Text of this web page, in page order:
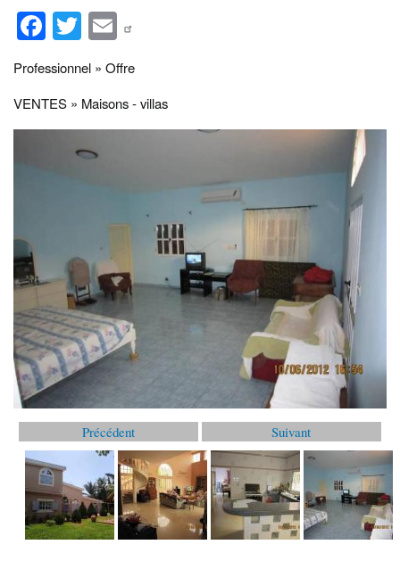
Fa
ce
bo
ok
T
wi
tte
r
E
ail
Professionnel » Offre
VENTES » Maisons - villas
Précédent Suivant